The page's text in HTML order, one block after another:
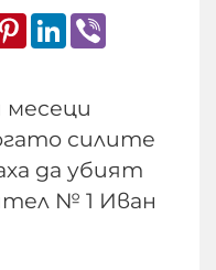
Pinterest
LinkedIn
месеци
силите
да убият
№ 1 Иван